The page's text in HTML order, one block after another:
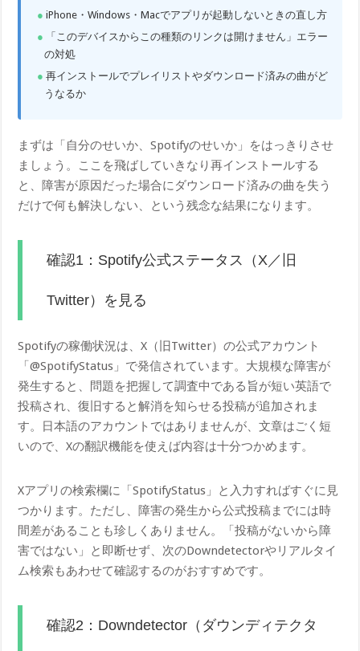
iPhone・Windows・Macでアプリが起動しないときの直し方
「このデバイスからこの種類のリンクは開けません」エラー
の対処
再インストールでプレイリストやダウンロード済みの曲がど
うなるか
まずは「自分のせいか、Spotifyのせいか」をはっきりさせ
ましょう。ここを飛ばしていきなり再インストールする
と、障害が原因だった場合にダウンロード済みの曲を失う
だけで何も解決しない、という残念な結果になります。
確認1：Spotify公式ステータス（X／旧
Twitter）を見る
Spotifyの稼働状況は、X（旧Twitter）の公式アカウント
「@SpotifyStatus」で発信されています。大規模な障害が
発生すると、問題を把握して調査中である旨が短い英語で
投稿され、復旧すると解消を知らせる投稿が追加されま
す。日本語のアカウントではありませんが、文章はごく短
いので、Xの翻訳機能を使えば内容は十分つかめます。
Xアプリの検索欄に「SpotifyStatus」と入力すればすぐに見
つかります。ただし、障害の発生から公式投稿までには時
間差があることも珍しくありません。「投稿がないから障
害ではない」と即断せず、次のDowndetectorやリアルタイ
ム検索もあわせて確認するのがおすすめです。
確認2：Downdetector（ダウンディテクタ